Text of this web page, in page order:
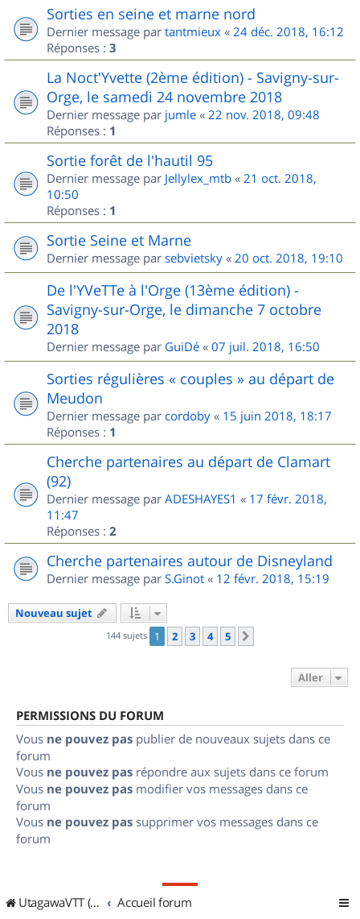
Sorties en seine et marne nord
Dernier message par tantmieux « 24 déc. 2018, 16:12
Réponses : 3
La Noct'Yvette (2ème édition) - Savigny-sur-
Orge, le samedi 24 novembre 2018
Dernier message par jumle « 22 nov. 2018, 09:48
Réponses : 1
Sortie forêt de l'hautil 95
Dernier message par Jellylex_mtb « 21 oct. 2018,
10:50
Réponses : 1
Sortie Seine et Marne
Dernier message par sebvietsky « 20 oct. 2018, 19:10
De l'YVeTTe à l'Orge (13ème édition) -
Savigny-sur-Orge, le dimanche 7 octobre
2018
Dernier message par GuiDé « 07 juil. 2018, 16:50
Sorties régulières « couples » au départ de
Meudon
Dernier message par cordoby « 15 juin 2018, 18:17
Réponses : 1
Cherche partenaires au départ de Clamart
(92)
Dernier message par ADESHAYES1 « 17 févr. 2018,
11:47
Réponses : 2
Cherche partenaires autour de Disneyland
Dernier message par S.Ginot « 12 févr. 2018, 15:19
Nouveau sujet
144 sujets 1 2 3 4 5
Aller
PERMISSIONS DU FORUM
Vous ne pouvez pas publier de nouveaux sujets dans ce
forum
Vous ne pouvez pas répondre aux sujets dans ce forum
Vous ne pouvez pas modifier vos messages dans ce
forum
Vous ne pouvez pas supprimer vos messages dans ce
forum
UtagawaVTT (Randos VTT et VTTAE avec traces GPS) Accueil forum